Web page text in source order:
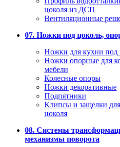
цоколя из ДСП
Вентиляционные
07. Ножки под цоколь,
Ножки для кухни под
Ножки опорные для
мебели
Колесные опоры
Ножки декоративные
Подпятники
Клипсы и защелки
цоколя
08. Системы
механизмы поворота